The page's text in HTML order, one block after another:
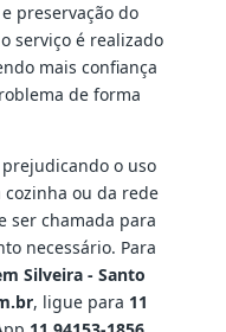
preservação do
serviço é realizado
mais confiança
de forma
o uso
ou da rede
ser chamada para
necessário. Para
Silveira - Santo
, ligue para 11